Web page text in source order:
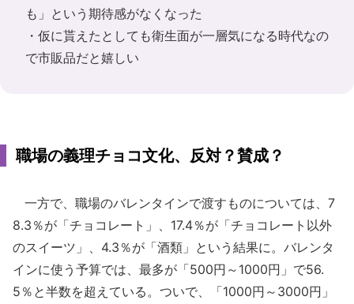
も」という期待感がなくなった
・仮に貰えたとしても衛生面が一層気になる時代なの
で市販品だと嬉しい
職場の義理チョコ文化、反対？賛成？
一方で、職場のバレンタインで渡すものについては、7
8.3％が「チョコレート」、17.4％が「チョコレート以外
のスイーツ」、4.3％が「酒類」という結果に。バレンタ
インに使う予算では、最多が「500円～1000円」で56.
5％と半数を超えている。ついで、「1000円～3000円」